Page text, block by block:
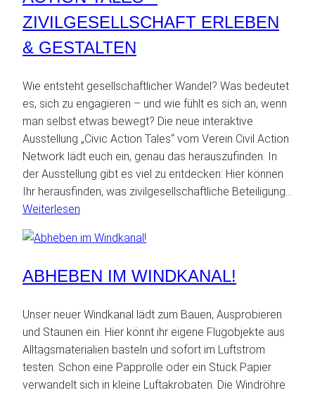
des
Universums
ZIVILGESELLSCHAFT ERLEBEN
& GESTALTEN
Wie entsteht gesellschaftlicher Wandel? Was bedeutet
es, sich zu engagieren – und wie fühlt es sich an, wenn
man selbst etwas bewegt? Die neue interaktive
Ausstellung „Civic Action Tales“ vom Verein Civil Action
Network lädt euch ein, genau das herauszufinden. In
der Ausstellung gibt es viel zu entdecken: Hier können
Ihr herausfinden, was zivilgesellschaftliche Beteiligung…
Weiterlesen
Ausstellung:
Action
–
Zivilgesellschaft
erleben
&
gestalten
ABHEBEN IM WINDKANAL!
Unser neuer Windkanal lädt zum Bauen, Ausprobieren
und Staunen ein. Hier könnt ihr eigene Flugobjekte aus
Alltagsmaterialien basteln und sofort im Luftstrom
testen. Schon eine Papprolle oder ein Stück Papier
verwandelt sich in kleine Luftakrobaten. Die Windröhre